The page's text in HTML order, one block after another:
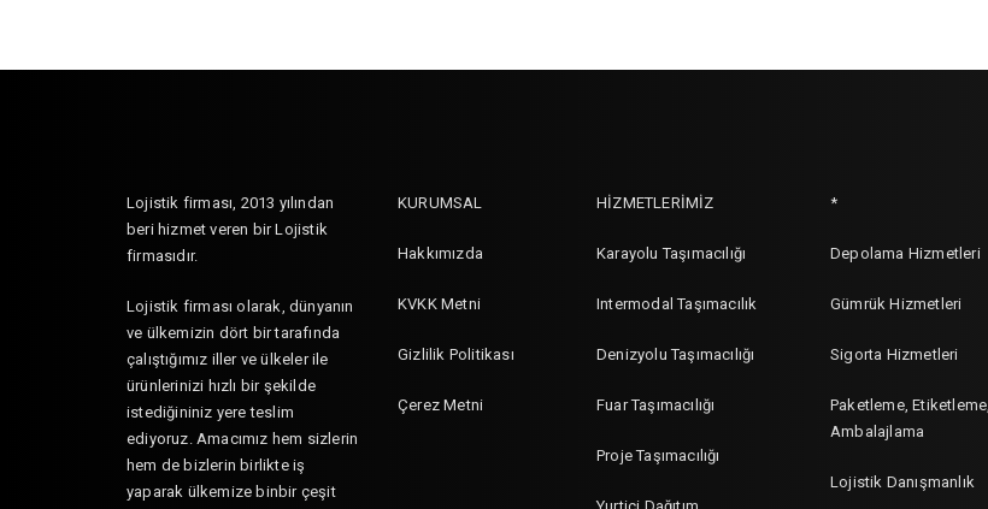
Lojistik firması, 2013 yılından
beri hizmet veren bir Lojistik
firmasıdır.
Lojistik firması olarak, dünyanın
ve ülkemizin dört bir tarafında
çalıştığımız iller ve ülkeler ile
ürünlerinizi hızlı bir şekilde
istediğininiz yere teslim
ediyoruz. Amacımız hem sizlerin
hem de bizlerin birlikte iş
yaparak ülkemize binbir çeşit
KURUMSAL
Hakkımızda
KVKK Metni
Gizlilik Politikası
Çerez Metni
HİZMETLERİMİZ
Karayolu Taşımacılığı
Intermodal Taşımacılık
Denizyolu Taşımacılığı
Fuar Taşımacılığı
Proje Taşımacılığı
*
Depolama Hizmetleri
Gümrük Hizmetleri
Sigorta Hizmetleri
Paketleme, Etiketleme,
Ambalajlama
Lojistik Danışmanlık